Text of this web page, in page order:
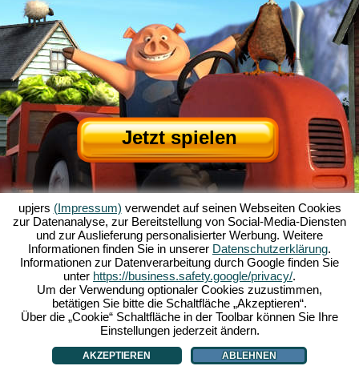
Jetzt spielen
Über My Free Farm |Die Story zum Browserspiel Die Features|AGB |
Impressum |Datenschutzerklärung|Regeln|Forum|Support|Spielinfo
My Free Farm 2 App|Google Play| App Store|
Browsergames - Upjers.com|Cookies verwalten
upjers (Impressum) verwendet auf seinen Webseiten Cookies
zur Datenanalyse, zur Bereitstellung von Social-Media-Diensten
und zur Auslieferung personalisierter Werbung. Weitere
Informationen finden Sie in unserer Datenschutzerklärung.
Informationen zur Datenverarbeitung durch Google finden Sie
unter https://business.safety.google/privacy/.
Um der Verwendung optionaler Cookies zuzustimmen,
betätigen Sie bitte die Schaltfläche „Akzeptieren“.
Über die „Cookie“ Schaltfläche in der Toolbar können Sie Ihre
Einstellungen jederzeit ändern.
AKZEPTIEREN ABLEHNEN